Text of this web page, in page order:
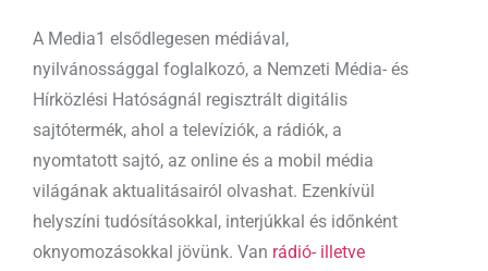
A Media1 elsődlegesen médiával,
nyilvánossággal foglalkozó, a Nemzeti Média- és
Hírközlési Hatóságnál regisztrált digitális
sajtótermék, ahol a televíziók, a rádiók, a
nyomtatott sajtó, az online és a mobil média
világának aktualitásairól olvashat. Ezenkívül
helyszíni tudósításokkal, interjúkkal és időnként
oknyomozásokkal jövünk. Van rádió- illetve